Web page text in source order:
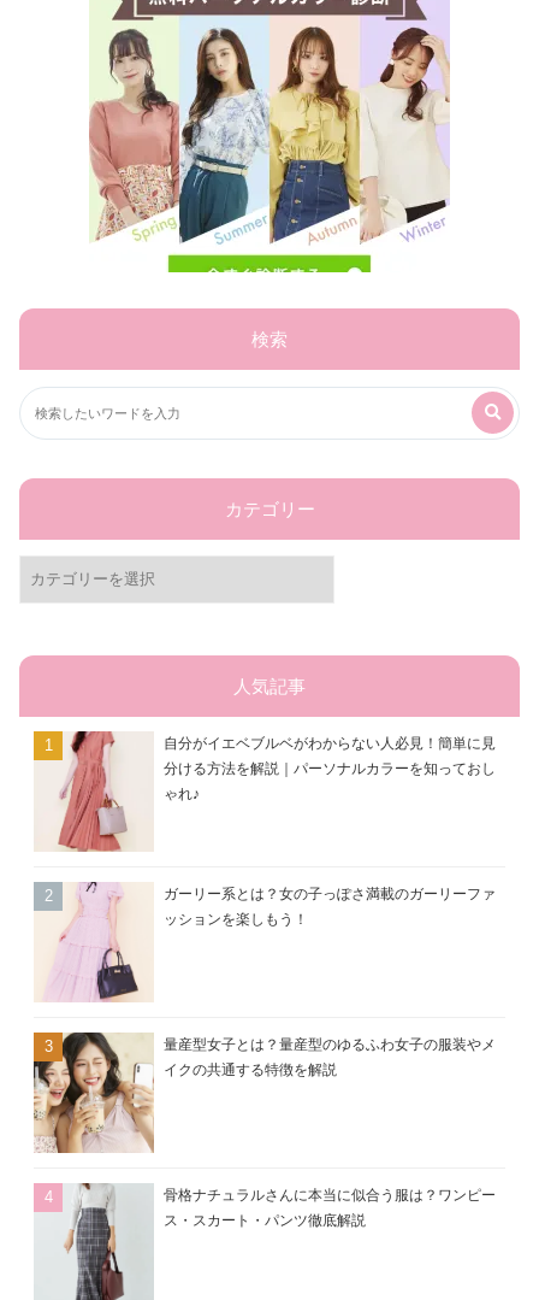
検索
カテゴリー
カ
テ
リ
人気記事
自分がイエベブルベがわからない人必見！簡単に見
分ける方法を解説｜パーソナルカラーを知っておし
ゃれ♪
ガーリー系とは？女の子っぽさ満載のガーリーファ
ッションを楽しもう！
量産型女子とは？量産型のゆるふわ女子の服装やメ
イクの共通する特徴を解説
骨格ナチュラルさんに本当に似合う服は？ワンピー
ス・スカート・パンツ徹底解説